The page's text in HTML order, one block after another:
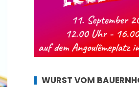
WURST VOM